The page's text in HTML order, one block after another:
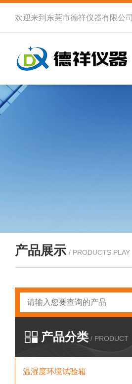
欢迎来到 东莞市德祥仪器有限公司
产品展示 / PRODUCTS PLAY
产品分类 / PRODUCT
温湿度环境试验箱